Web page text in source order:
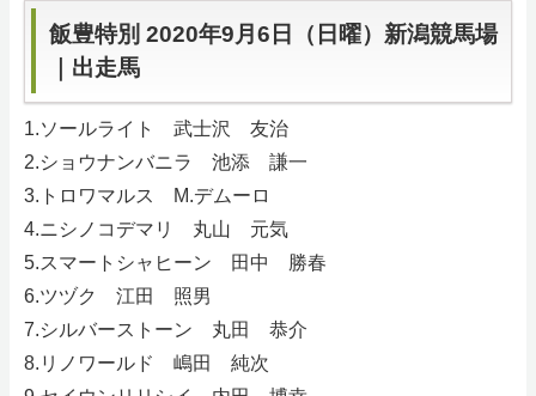
飯豊特別 2020年9月6日（日曜）新潟競馬場
｜出走馬
1.ソールライト 武士沢 友治
2.ショウナンバニラ 池添 謙一
3.トロワマルス M.デムーロ
4.ニシノコデマリ 丸山 元気
5.スマートシャヒーン 田中 勝春
6.ツヅク 江田 照男
7.シルバーストーン 丸田 恭介
8.リノワールド 嶋田 純次